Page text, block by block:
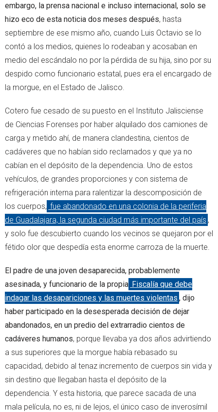
embargo, la prensa nacional e incluso internacional, solo se
hizo eco de esta noticia dos meses después, hasta
septiembre de ese mismo año, cuando Luis Octavio se lo
contó a los medios, quienes lo rodeaban y acosaban en
medio del escándalo no por la pérdida de su hija, sino por su
despido como funcionario estatal, pues era el encargado de
la morgue, en el Estado de Jalisco.
Cotero fue cesado de su puesto en el Instituto Jalisciense
de Ciencias Forenses por haber alquilado dos camiones de
carga y metido ahí, de manera clandestina, cientos de
cadáveres que no habían sido reclamados y que ya no
cabían en el depósito de la dependencia. Uno de estos
vehículos, de grandes proporciones y con sistema de
refrigeración interna para ralentizar la descomposición de
los cuerpos, fue abandonado en una colonia de la periferia
de Guadalajara, la segunda ciudad más importante del país ,
y solo fue descubierto cuando los vecinos se quejaron por el
fétido olor que despedía esta enorme carroza de la muerte.
El padre de una joven desaparecida, probablemente
asesinada, y funcionario de la propia Fiscalía que debe
indagar las desapariciones y las muertes violentas , dijo
haber participado en la desesperada decisión de dejar
abandonados, en un predio del extrarradio cientos de
cadáveres humanos, porque llevaba ya dos años advirtiendo
a sus superiores que la morgue había rebasado su
capacidad, debido al tenaz incremento de cuerpos sin vida y
sin destino que llegaban hasta el depósito de la
dependencia. Y esta historia, que parece sacada de una
mala película, no es, ni de lejos, el único caso de inverosímil